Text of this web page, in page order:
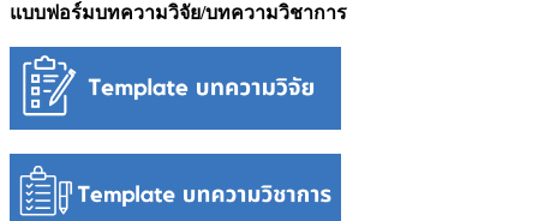
แบบฟอร์มบทความวิจัย/บทความวิชาการ